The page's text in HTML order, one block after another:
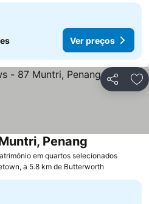
Ver preços
Partilhar
em quartos selecionados
Penang
a 5.8 km de Butterworth